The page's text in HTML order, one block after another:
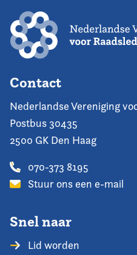
Contact
Nederlandse Vereniging
Postbus 30435
2500 GK Den Haag
070-373 8195
Stuur ons een e-mail
Snel naar
Lid worden